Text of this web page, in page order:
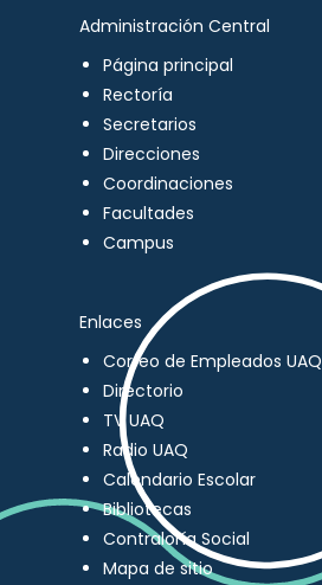
Administración Central
Página principal
Rectoría
Secretarios
Direcciones
Coordinaciones
Facultades
Campus
Enlaces
Correo de Empleados UAQ
Directorio
TV UAQ
Radio UAQ
Calendario Escolar
Bibliotecas
Contraloría Social
Mapa de sitio